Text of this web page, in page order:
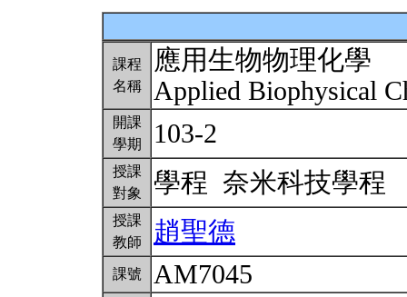
課程
名稱
應用生物物理化學
Applied Biophysical
開課
學期
103-2
授課
對象
學程 奈米科技學程
授課
教師
趙聖德
課號 AM7045